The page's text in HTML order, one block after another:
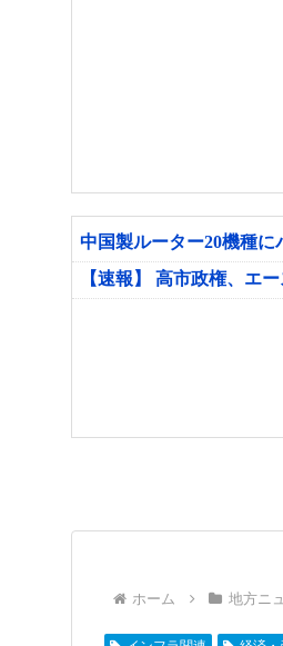
中国製ルーター20機種
【速報】 高市政権、エ
ホーム 地方ニ